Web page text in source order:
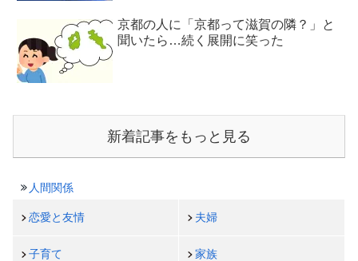
京都の人に「京都って滋賀の隣？」と
聞いたら…続く展開に笑った
新着記事をもっと見る
人間関係
恋愛と友情 夫婦
子育て 家族